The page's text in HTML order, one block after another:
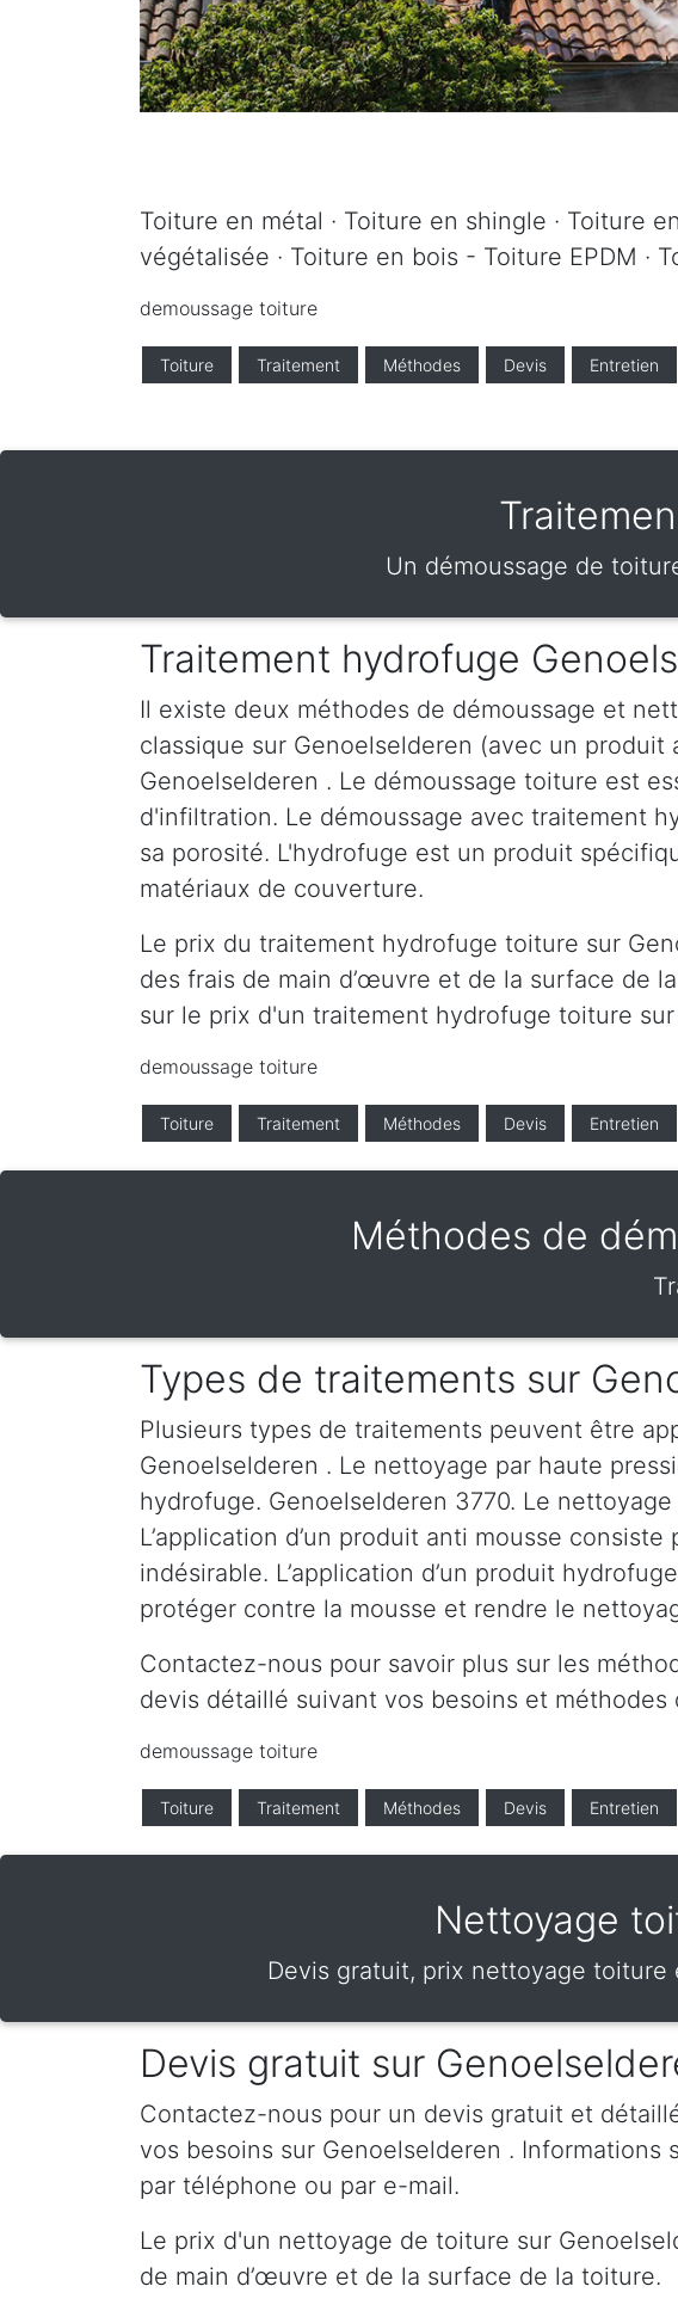
Toiture en métal · Toiture en shingle · Toiture
végétalisée · Toiture en bois - Toiture EPDM ·
demoussage toiture
Toiture Traitement Méthodes Devis Entretien
Un démoussage de
Traitement hydrofuge
Il existe deux méthodes de démoussage et
classique sur Genoelselderen (avec un
Genoelselderen . Le démoussage toiture est
d'infiltration. Le démoussage avec traitement
sa porosité. L'hydrofuge est un produit
matériaux de couverture.
Le prix du traitement hydrofuge toiture sur
des frais de main d’œuvre et de la surface de
sur le prix d'un traitement hydrofuge toiture
demoussage toiture
Toiture Traitement Méthodes Devis Entretien
Méthodes de
Types de traitements sur
Plusieurs types de traitements peuvent être
Genoelselderen . Le nettoyage par haute
hydrofuge. Genoelselderen 3770. Le
L’application d’un produit anti mousse
indésirable. L’application d’un produit
protéger contre la mousse et rendre le
Contactez-nous pour savoir plus sur les
devis détaillé suivant vos besoins et
demoussage toiture
Toiture Traitement Méthodes Devis Entretien
Nettoyage
Devis gratuit, prix nettoyage
Devis gratuit sur
Contactez-nous pour un devis gratuit et
vos besoins sur Genoelselderen .
par téléphone ou par e-mail.
Le prix d'un nettoyage de toiture sur
de main d’œuvre et de la surface de la toiture.